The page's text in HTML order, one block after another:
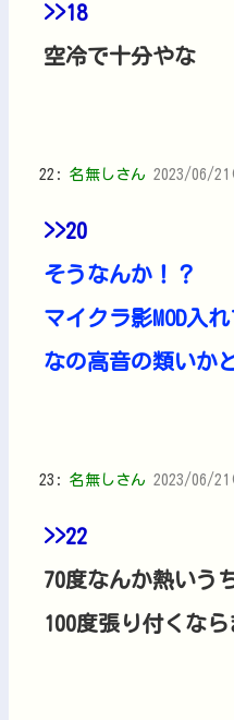
>>18
空冷で十分やな
22: 名無しさん 2023/06/
>>20
そうなんか！？
マイクラ影MOD入
なの高音の類いか
23: 名無しさん 2023/06/
>>22
70度なんか熱いう
100度張り付くな